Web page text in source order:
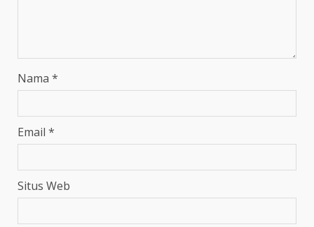
Nama *
Email *
Situs Web